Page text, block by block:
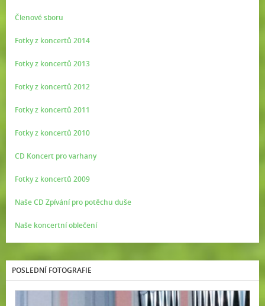
Členové sboru
Fotky z koncertů 2014
Fotky z koncertů 2013
Fotky z koncertů 2012
Fotky z koncertů 2011
Fotky z koncertů 2010
CD Koncert pro varhany
Fotky z koncertů 2009
Naše CD Zpívání pro potěchu duše
Naše koncertní oblečení
POSLEDNÍ FOTOGRAFIE